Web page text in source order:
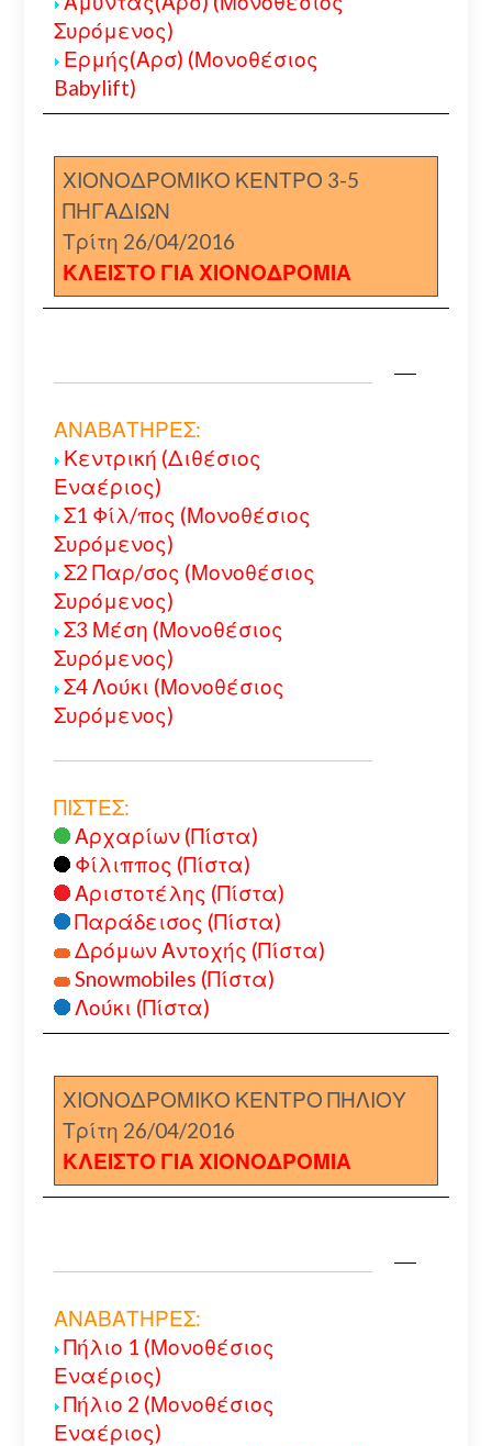
Συρόμενος)
Ερμής(Αρσ) (Μονοθέσιος
Babylift)
ΧΙΟΝΟΔΡΟΜΙΚΟ ΚΕΝΤΡΟ 3-5
ΠΗΓΑΔΙΩΝ
Τρίτη 26/04/2016
ΚΛΕΙΣΤΟ ΓΙΑ ΧΙΟΝΟΔΡΟΜΙΑ
ΑΝΑΒΑΤΗΡΕΣ:
Κεντρική (Διθέσιος
Εναέριος)
Σ1 Φίλ/πος (Μονοθέσιος
Συρόμενος)
Σ2 Παρ/σος (Μονοθέσιος
Συρόμενος)
Σ3 Μέση (Μονοθέσιος
Συρόμενος)
Σ4 Λούκι (Μονοθέσιος
Συρόμενος)
ΠΙΣΤΕΣ:
Αρχαρίων (Πίστα)
Φίλιππος (Πίστα)
Αριστοτέλης (Πίστα)
Παράδεισος (Πίστα)
Δρόμων Αντοχής (Πίστα)
Snowmobiles (Πίστα)
Λούκι (Πίστα)
ΧΙΟΝΟΔΡΟΜΙΚΟ ΚΕΝΤΡΟ ΠΗΛΙΟΥ
Τρίτη 26/04/2016
ΚΛΕΙΣΤΟ ΓΙΑ ΧΙΟΝΟΔΡΟΜΙΑ
ΑΝΑΒΑΤΗΡΕΣ:
Πήλιο 1 (Μονοθέσιος
Εναέριος)
Πήλιο 2 (Μονοθέσιος
Εναέριος)